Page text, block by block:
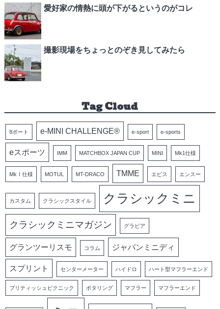
愛好家の情熱に頭が下がるというのがコレ
撮影現場をちょっとのぞき見してみたら
Tag Cloud
8ポート e-MINI CHALLENGE® e-sport e-sports
eスポーツ IMM MATCHBOX JAPAN CUP MINI Mk1仕様
MkⅠ仕様 MOTUL MT-DRACO TMME エビス エンスー
カスタム クラシックスタイル クラシックミニ
クラシックミニマガジン グラビア
グランツーリスモ コラム ジャパンミニディ
スプリント センターメーター ハイドロ ハート型マフラーエンド
ブリティッシュピクニック ポタリング マフラー マフラーエンド